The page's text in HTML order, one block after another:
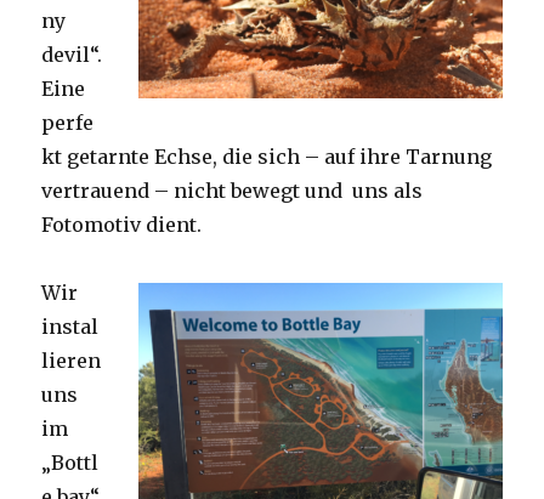
ny
devil“.
Eine
perfe
kt getarnte Echse, die sich – auf ihre Tarnung
vertrauend – nicht bewegt und uns als
Fotomotiv dient.
Wir
instal
lieren
uns
im
„Bottl